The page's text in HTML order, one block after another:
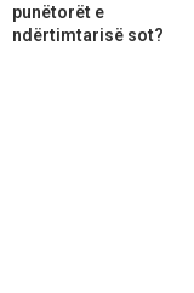
punëtorët e
ndërtimtarisë sot?